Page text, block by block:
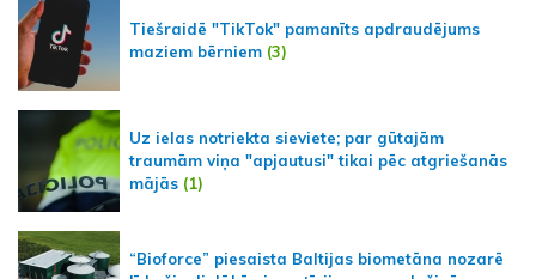
Tiešraidē "TikTok" pamanīts apdraudējums
maziem bērniem (3)
Uz ielas notriekta sieviete; par gūtajām
traumām viņa "apjautusi" tikai pēc atgriešanās
mājās (1)
“Bioforce” piesaista Baltijas biometāna nozarē